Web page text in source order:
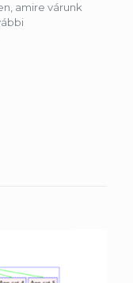
amire várunk